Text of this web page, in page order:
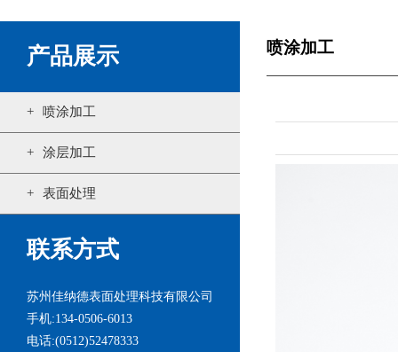
产品展示
喷涂加工
涂层加工
表面处理
联系方式
苏州佳纳德表面处理科技有限公司
手机:134-0506-6013
电话:(0512)52478333
喷涂加工